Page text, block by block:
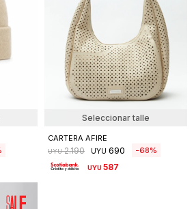
Seleccionar talle
CARTERA AFIRE
UYU 2.190 UYU 690 68
UYU587